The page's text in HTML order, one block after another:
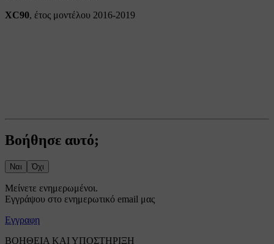
XC90, έτος μοντέλου 2016-2019
Βοήθησε αυτό;
Ναι Όχι